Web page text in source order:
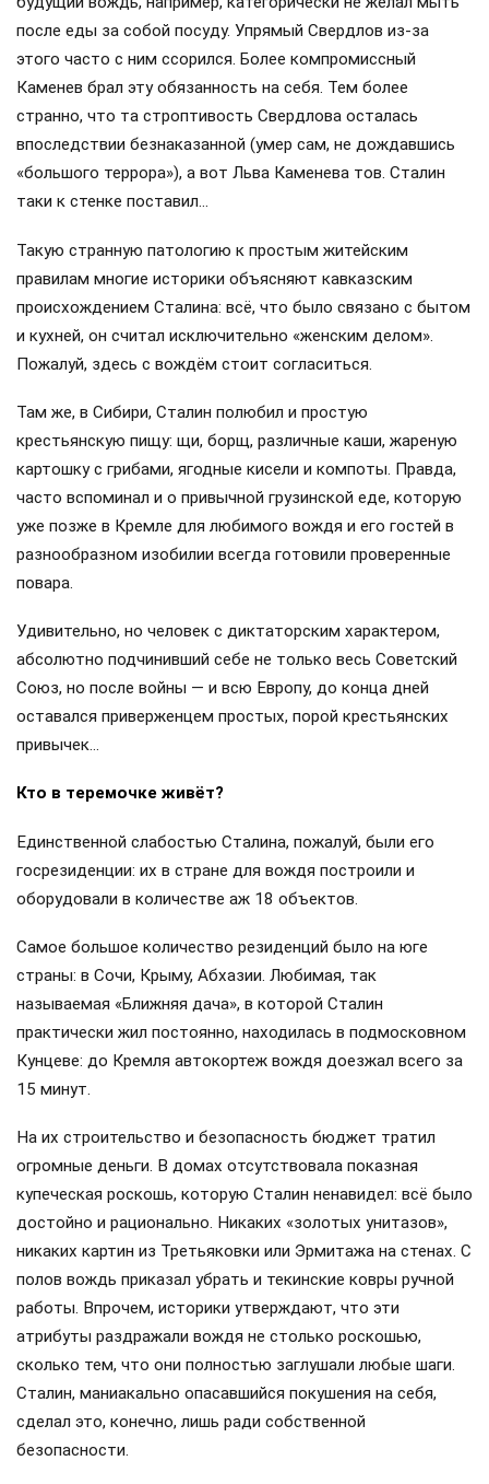
после еды за собой посуду. Упрямый Свердлов из-за
этого часто с ним ссорился. Более компромиссный
Каменев брал эту обязанность на себя. Тем более
странно, что та строптивость Свердлова осталась
впоследствии безнаказанной (умер сам, не дождавшись
«большого террора»), а вот Льва Каменева тов. Сталин
таки к стенке поставил…
Такую странную патологию к простым житейским
правилам многие историки объясняют кавказским
происхождением Сталина: всё, что было связано с бытом
и кухней, он считал исключительно «женским делом».
Пожалуй, здесь с вождём стоит согласиться.
Там же, в Сибири, Сталин полюбил и простую
крестьянскую пищу: щи, борщ, различные каши, жареную
картошку с грибами, ягодные кисели и компоты. Правда,
часто вспоминал и о привычной грузинской еде, которую
уже позже в Кремле для любимого вождя и его гостей в
разнообразном изобилии всегда готовили проверенные
повара.
Удивительно, но человек с диктаторским характером,
абсолютно подчинивший себе не только весь Советский
Союз, но после войны — и всю Европу, до конца дней
оставался приверженцем простых, порой крестьянских
привычек…
Кто в теремочке живёт?
Единственной слабостью Сталина, пожалуй, были его
госрезиденции: их в стране для вождя построили и
оборудовали в количестве аж 18 объектов.
Самое большое количество резиденций было на юге
страны: в Сочи, Крыму, Абхазии. Любимая, так
называемая «Ближняя дача», в которой Сталин
практически жил постоянно, находилась в подмосковном
Кунцеве: до Кремля автокортеж вождя доезжал всего за
15 минут.
На их строительство и безопасность бюджет тратил
огромные деньги. В домах отсутствовала показная
купеческая роскошь, которую Сталин ненавидел: всё было
достойно и рационально. Никаких «золотых унитазов»,
никаких картин из Третьяковки или Эрмитажа на стенах. С
полов вождь приказал убрать и текинские ковры ручной
работы. Впрочем, историки утверждают, что эти
атрибуты раздражали вождя не столько роскошью,
сколько тем, что они полностью заглушали любые шаги.
Сталин, маниакально опасавшийся покушения на себя,
сделал это, конечно, лишь ради собственной
безопасности.